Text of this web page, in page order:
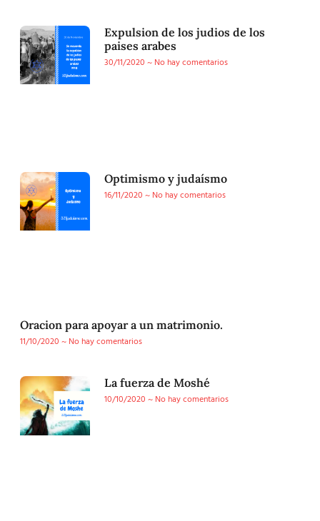
Expulsion de los judios de los
paises arabes
30/11/2020
No hay comentarios
Optimismo y judaísmo
16/11/2020
No hay comentarios
Oracion para apoyar a un matrimonio.
11/10/2020
No hay comentarios
La fuerza de Moshé
10/10/2020
No hay comentarios